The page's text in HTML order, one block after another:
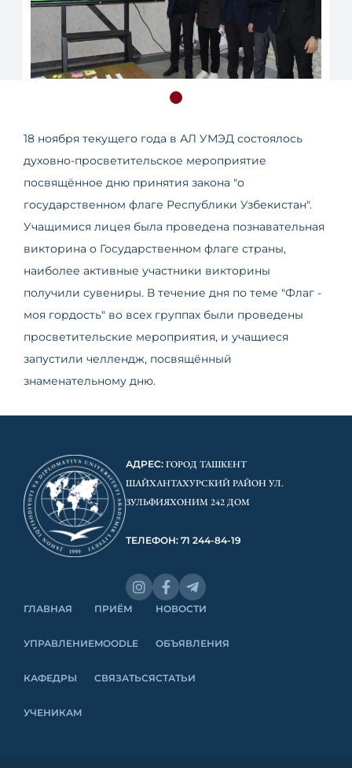
18 ноября текущего года в АЛ УМЭД состоялось
духовно-просветительское мероприятие
посвящённое дню принятия закона "о
государственном флаге Республики Узбекистан".
Учащимися лицея была проведена познавательная
викторина о Государственном флаге страны,
наиболее активные участники викторины
получили сувениры. В течение дня по теме "Флаг -
моя гордость" во всех группах были проведены
просветительские мероприятия, и учащиеся
запустили челлендж, посвящённый
знаменательному дню.
АДРЕС: ГОРОД ТАШКЕНТ
ШАЙХАНТАХУРСКИЙ РАЙОН УЛ.
ЗУЛЬФИЯХОНИМ 242 ДОМ
ТЕЛЕФОН: 71 244-84-19
ГЛАВНАЯ
УПРАВЛЕНИЕ
КАФЕДРЫ
УЧЕНИКАМ
ПРИЁМ
MOODLE
СВЯЗАТЬСЯ
НОВОСТИ
ОБЪЯВЛЕНИЯ
СТАТЬИ